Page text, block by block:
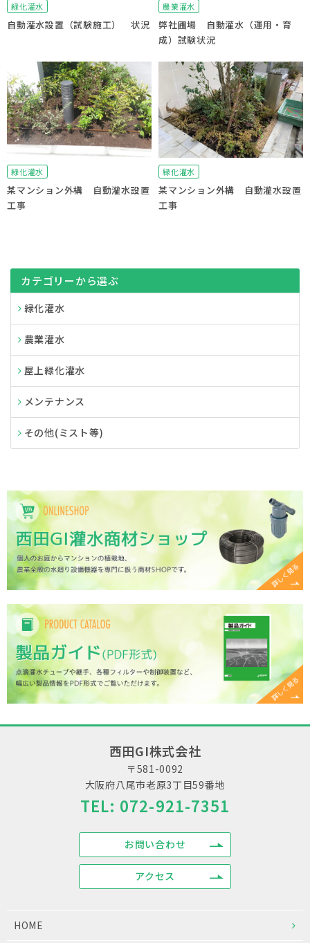
カテゴリーから選ぶ
緑化灌水
農業灌水
屋上緑化灌水
メンテナンス
その他(ミスト等)
緑化灌水
自動灌水設置（試験施工） 状況
農業灌水
弊社圃場 自動灌水（運用・育
成）試験状況
緑化灌水
某マンション外構 自動灌水設置
工事
緑化灌水
某マンション外構 自動灌水設置
工事
西田GI株式会社
〒581-0092
大阪府八尾市老原3丁目59番地
TEL: 072-921-7351
お問い合わせ
アクセス
HOME